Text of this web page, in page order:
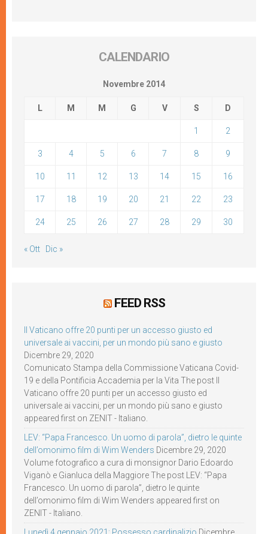
CALENDARIO
Novembre 2014
L M M G V S D
1 2
3 4 5 6 7 8 9
10 11 12 13 14 15 16
17 18 19 20 21 22 23
24 25 26 27 28 29 30
« Ott Dic »
FEED RSS
Il Vaticano offre 20 punti per un accesso giusto ed
universale ai vaccini, per un mondo più sano e giusto
Dicembre 29, 2020
Comunicato Stampa della Commissione Vaticana Covid-
19 e della Pontificia Accademia per la Vita The post Il
Vaticano offre 20 punti per un accesso giusto ed
universale ai vaccini, per un mondo più sano e giusto
appeared first on ZENIT - Italiano.
LEV: “Papa Francesco. Un uomo di parola”, dietro le quinte
dell’omonimo film di Wim Wenders Dicembre 29, 2020
Volume fotografico a cura di monsignor Dario Edoardo
Viganò e Gianluca della Maggiore The post LEV: “Papa
Francesco. Un uomo di parola”, dietro le quinte
dell’omonimo film di Wim Wenders appeared first on
ZENIT - Italiano.